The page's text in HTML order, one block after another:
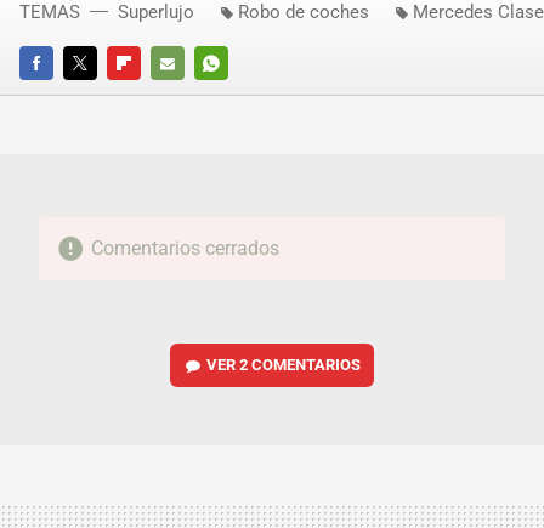
FACEBOOKTWITTERFLIPBOARD
E-
WHATSAPP
TEMAS Superlujo Robo de coches Mercedes
Comentarios cerrados
VER2 COMENTARIOS